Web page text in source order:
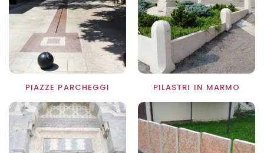
PIAZZE PARCHEGGI PILASTRI IN MARMO